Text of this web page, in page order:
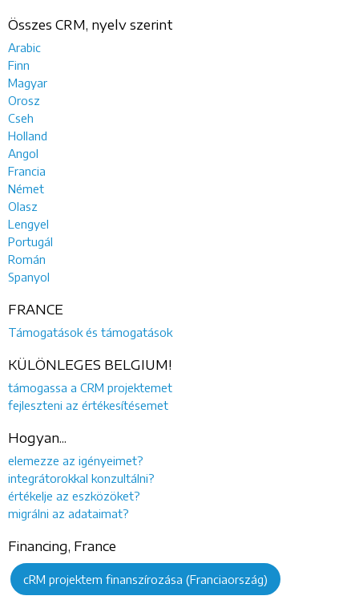
Összes CRM, nyelv szerint
Arabic
Finn
Magyar
Orosz
Cseh
Holland
Angol
Francia
Német
Olasz
Lengyel
Portugál
Román
Spanyol
FRANCE
Támogatások és támogatások
KÜLÖNLEGES BELGIUM!
támogassa a CRM projektemet
fejleszteni az értékesítésemet
Hogyan...
elemezze az igényeimet?
integrátorokkal konzultálni?
értékelje az eszközöket?
migrálni az adataimat?
Financing, France
cRM projektem finanszírozása (Franciaország)